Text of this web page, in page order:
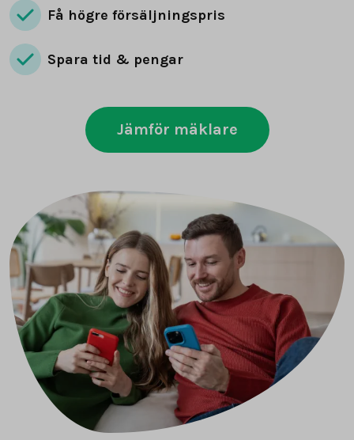
Få högre försäljningspris
Spara tid & pengar
Jämför mäklare